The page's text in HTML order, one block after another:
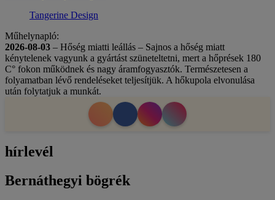
Tangerine Design
Műhelynapló:
2026-08-03 – Hőség miatti leállás – Sajnos a hőség miatt
kénytelenek vagyunk a gyártást szüneteltetni, mert a hőprések 180
C° fokon működnek és nagy áramfogyasztók. Természetesen a
folyamatban lévő rendeléseket teljesítjük. A hőkupola elvonulása
után folytatjuk a munkát.
hírlevél
Bernáthegyi bögrék